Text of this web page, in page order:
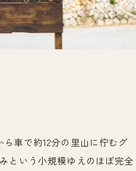
車で約12分の里山に佇むグ
という小規模ゆえのほぼ完全